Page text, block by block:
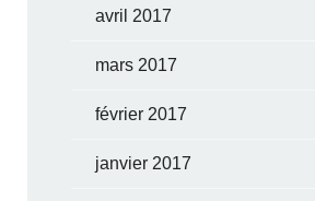
avril 2017
mars 2017
février 2017
janvier 2017